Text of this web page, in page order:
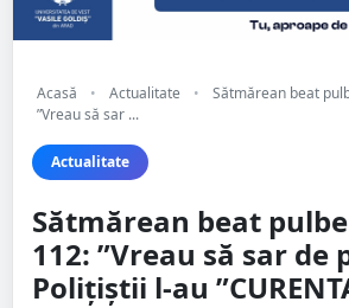
Acasă • Actualitate •
Sătmărean beat
”Vreau să sar ...
Actualitate
Sătmărean beat
112: ”Vreau să sar de
Polițiștii l-au